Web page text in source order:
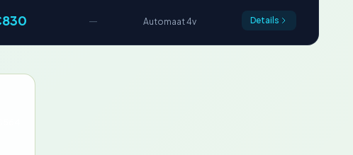
— Automaat 4v Details